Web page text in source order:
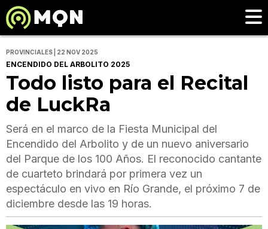
PROVINCIALES | 22 NOV 2025
ENCENDIDO DEL ARBOLITO 2025
Todo listo para el Recital
de LuckRa
Será en el marco de la Fiesta Municipal del
Encendido del Arbolito y de un nuevo aniversario
del Parque de los 100 Años. El reconocido cantante
de cuarteto brindará por primera vez un
espectáculo en vivo en Río Grande, el próximo 7 de
diciembre desde las 19 horas.